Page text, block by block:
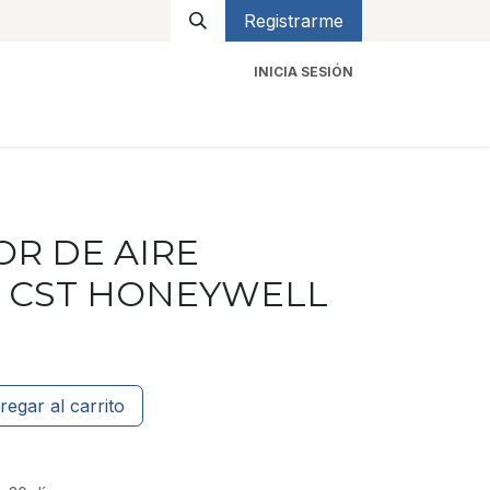
Registrarme
INICIA SESIÓN
DE AIRE
CST HONEYWELL
al carrito